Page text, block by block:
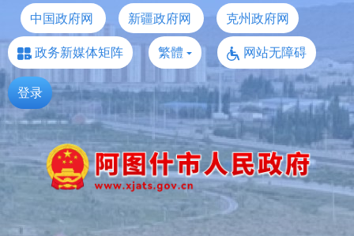
中国政府网 新疆政府网
克州政府网
政务新媒体矩阵
繁體 网站无障碍
登录